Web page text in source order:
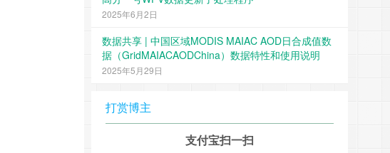
2025年6月2日
数据共享 | 中国区域MODIS MAIAC AOD日合成值数
据（GridMAIACAODChina）数据特性和使用说明
2025年5月29日
打赏博主
支付宝扫一扫